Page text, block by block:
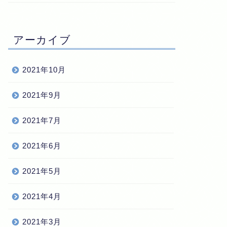
アーカイブ
2021年10月
2021年9月
2021年7月
2021年6月
2021年5月
2021年4月
2021年3月